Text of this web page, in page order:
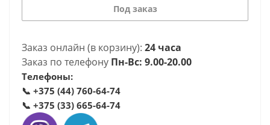
Под заказ
Заказ онлайн (в корзину): 24 часа
Заказ по телефону Пн-Вс: 9.00-20.00
Телефоны:
📞 +375 (44) 760-64-74
📞 +375 (33) 665-64-74